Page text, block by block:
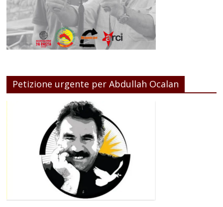
Petizione urgente per Abdullah Ocalan